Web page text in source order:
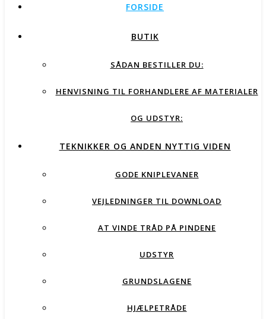
FORSIDE
BUTIK
SÅDAN BESTILLER DU:
HENVISNING TIL FORHANDLERE AF MATERIALER
OG UDSTYR:
TEKNIKKER OG ANDEN NYTTIG VIDEN
GODE KNIPLEVANER
VEJLEDNINGER TIL DOWNLOAD
AT VINDE TRÅD PÅ PINDENE
UDSTYR
GRUNDSLAGENE
HJÆLPETRÅDE